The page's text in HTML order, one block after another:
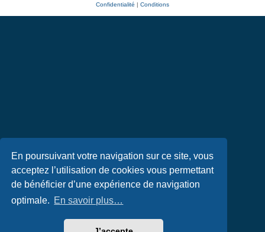
En poursuivant votre navigation sur ce site, vous
acceptez l’utilisation de cookies vous permettant
de bénéficier d’une expérience de navigation
optimale. En savoir plus…
Confidentialité | Conditions